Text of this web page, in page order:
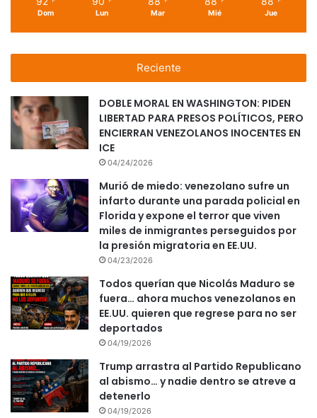
Dom Lun Mar Mié Jue
Reciente
DOBLE MORAL EN WASHINGTON: PIDEN
LIBERTAD PARA PRESOS POLÍTICOS, PERO
ENCIERRAN VENEZOLANOS INOCENTES EN
ICE
04/24/2026
Murió de miedo: venezolano sufre un
infarto durante una parada policial en
Florida y expone el terror que viven
miles de inmigrantes perseguidos por
la presión migratoria en EE.UU.
04/23/2026
Todos querían que Nicolás Maduro se
fuera… ahora muchos venezolanos en
EE.UU. quieren que regrese para no ser
deportados
04/19/2026
Trump arrastra al Partido Republicano
al abismo… y nadie dentro se atreve a
detenerlo
04/19/2026